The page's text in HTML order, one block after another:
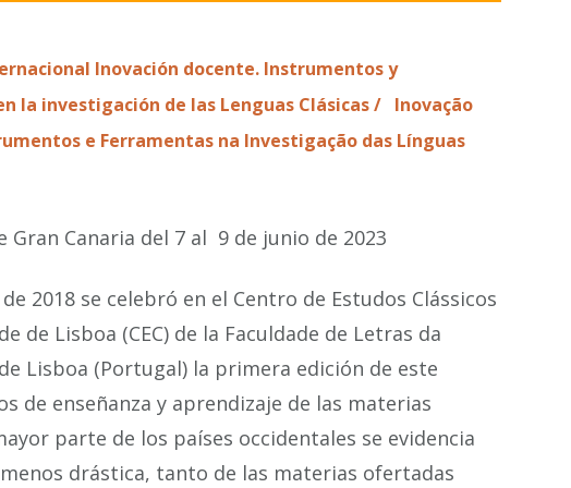
Inovación docente. Instrumentos y
la investigación de las Lenguas Clásicas / Inovação
e Ferramentas na Investigação das Línguas
Gran Canaria del 7 al 9 de junio de 2023
2018 se celebró en el Centro de Estudos Clássicos
de Lisboa (CEC) de la Faculdade de Letras da
Lisboa (Portugal) la primera edición de este
de enseñanza y aprendizaje de las materias
parte de los países occidentales se evidencia
drástica, tanto de las materias ofertadas